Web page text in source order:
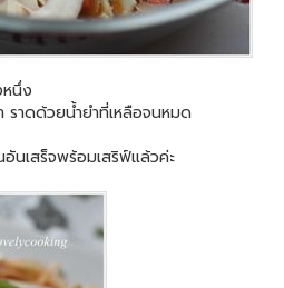
นึ่ง
ราดด้วยน้ำยำที่เหลือจนหมด
นเสร็จพร้อมเสริฟ์แล้วค่ะ